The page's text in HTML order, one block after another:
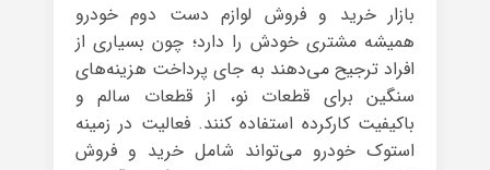
بازار خرید و فروش لوازم دست دوم خودرو
همیشه مشتری خودش را دارد؛ چون بسیاری از
افراد ترجیح می‌دهند به جای پرداخت هزینه‌های
سنگین برای قطعات نو، از قطعات سالم و
باکیفیت کارکرده استفاده کنند. فعالیت در زمینه
استوک خودرو می‌تواند شامل خرید و فروش